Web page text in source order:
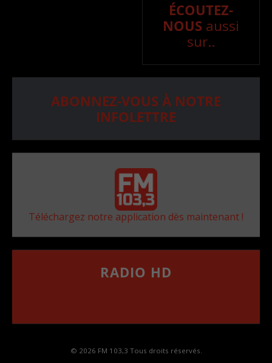
ÉCOUTEZ-
NOUS aussi
sur..
ABONNEZ-VOUS À NOTRE
INFOLETTRE
Téléchargez notre application dès maintenant !
RADIO HD
© 2026 FM 103,3 Tous droits réservés.